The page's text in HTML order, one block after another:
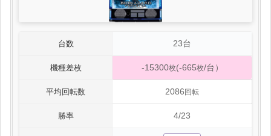
台数 23台
機種差枚 -15300枚(-665枚/台）
平均回転数 2086回転
勝率 4/23